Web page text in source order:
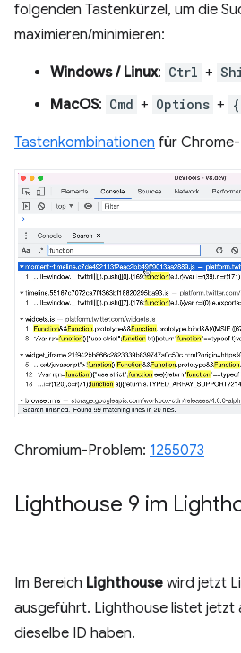
folgenden Tastenkürzel, um die
maximieren/minimieren:
Windows / Linux: Ctrl +
MacOS: Cmd + Options + {
Tastenkombinationen für
Chromium-Problem: 1255073
Lighthouse 9 im
Im Bereich Lighthouse wird jetzt
ausgeführt. Lighthouse listet jetzt
dieselbe ID haben.